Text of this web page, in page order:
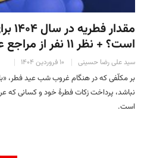
است؟ + نظر ۱۱ نفر از مراجع عظام تقلید
سید علی رضا حسینی ۱۰ فروردین ۱۴۰۴
بر مکلّفی که در هنگام غروب شب عید فطر،
نباشد، پرداخت زکات فطرۀ خود و کسانی که
است.